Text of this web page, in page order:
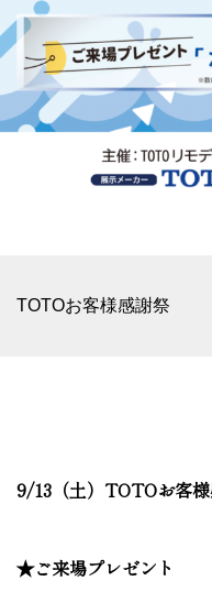
TOTOお客様感謝祭
9/13（土）TOTOお客
★ご来場プレゼント